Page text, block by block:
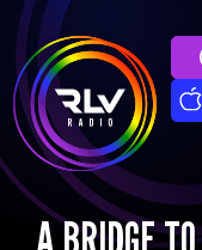
A BRIDGE TO